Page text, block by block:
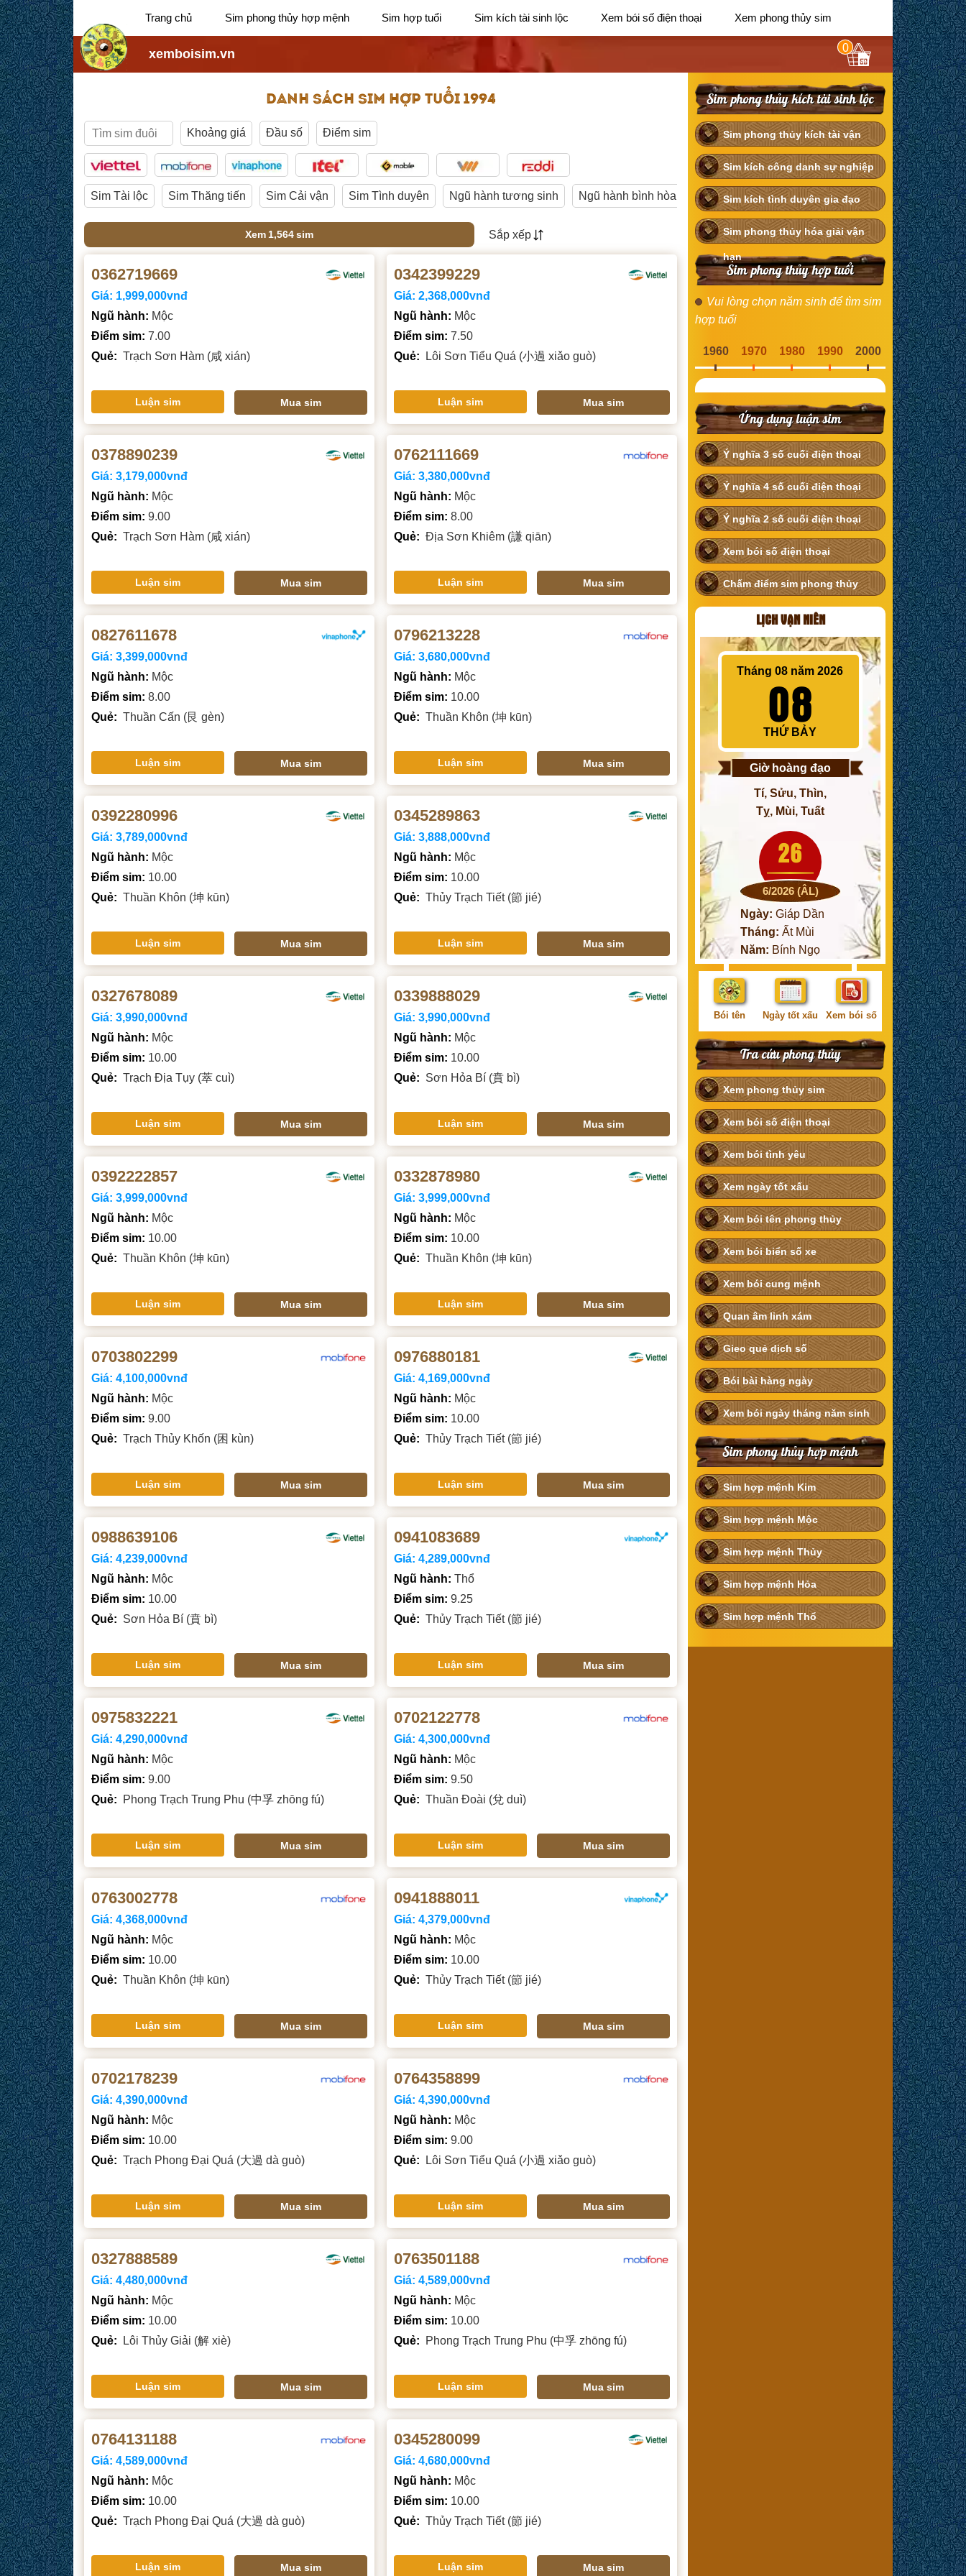
Trang chủ Sim phong thủy hợp mệnh Sim hợp tuổi Sim kích tài sinh lộc Xem bói số điện thoại Xem phong thủy sim
xemboisim.vn 0
DANH SÁCH SIM HỢP TUỔI 1994
Khoảng giá Đầu số Điểm sim
Sim Tài lộc Sim Thăng tiến Sim Cải vận Sim Tình duyên Ngũ hành tương sinh Ngũ hành bình hòa
Xem 1,564sim Sắp xếp
0362719669
Giá: 1,999,000vnđ
Ngũ hành: Mộc
Điểm sim: 7.00
Quẻ: Trạch Sơn Hàm (咸 xián)
Luận sim Mua sim
0342399229
Giá: 2,368,000vnđ
Ngũ hành: Mộc
Điểm sim: 7.50
Quẻ:
Lôi Sơn Tiểu Quá (小過 xiǎo guò)
Luận sim Mua sim
0378890239
Giá: 3,179,000vnđ
Ngũ hành: Mộc
Điểm sim: 9.00
Quẻ: Trạch Sơn Hàm (咸 xián)
Luận sim Mua sim
0762111669
Giá: 3,380,000vnđ
Ngũ hành: Mộc
Điểm sim: 8.00
Quẻ: Địa Sơn Khiêm (謙 qiān)
Luận sim Mua sim
0827611678
Giá: 3,399,000vnđ
Ngũ hành: Mộc
Điểm sim: 8.00
Quẻ: Thuần Cấn (艮 gèn)
Luận sim Mua sim
0796213228
Giá: 3,680,000vnđ
Ngũ hành: Mộc
Điểm sim: 10.00
Quẻ: Thuần Khôn (坤 kūn)
Luận sim Mua sim
0392280996
Giá: 3,789,000vnđ
Ngũ hành: Mộc
Điểm sim: 10.00
Quẻ: Thuần Khôn (坤 kūn)
Luận sim Mua sim
0345289863
Giá: 3,888,000vnđ
Ngũ hành: Mộc
Điểm sim: 10.00
Quẻ: Thủy Trạch Tiết (節 jié)
Luận sim Mua sim
0327678089
Giá: 3,990,000vnđ
Ngũ hành: Mộc
Điểm sim: 10.00
Quẻ: Trạch Địa Tụy (萃 cuì)
Luận sim Mua sim
0339888029
Giá: 3,990,000vnđ
Ngũ hành: Mộc
Điểm sim: 10.00
Quẻ: Sơn Hỏa Bí (賁 bì)
Luận sim Mua sim
0392222857
Giá: 3,999,000vnđ
Ngũ hành: Mộc
Điểm sim: 10.00
Quẻ: Thuần Khôn (坤 kūn)
Luận sim Mua sim
0332878980
Giá: 3,999,000vnđ
Ngũ hành: Mộc
Điểm sim: 10.00
Quẻ: Thuần Khôn (坤 kūn)
Luận sim Mua sim
0703802299
Giá: 4,100,000vnđ
Ngũ hành: Mộc
Điểm sim: 9.00
Quẻ: Trạch Thủy Khốn (困 kùn)
Luận sim Mua sim
0976880181
Giá: 4,169,000vnđ
Ngũ hành: Mộc
Điểm sim: 10.00
Quẻ: Thủy Trạch Tiết (節 jié)
Luận sim Mua sim
0988639106
Giá: 4,239,000vnđ
Ngũ hành: Mộc
Điểm sim: 10.00
Quẻ: Sơn Hỏa Bí (賁 bì)
Luận sim Mua sim
0941083689
Giá: 4,289,000vnđ
Ngũ hành: Thổ
Điểm sim: 9.25
Quẻ: Thủy Trạch Tiết (節 jié)
Luận sim Mua sim
0975832221
Giá: 4,290,000vnđ
Ngũ hành: Mộc
Điểm sim: 9.00
Quẻ:
Phong Trạch Trung Phu (中孚 zhōng fú)
Luận sim Mua sim
0702122778
Giá: 4,300,000vnđ
Ngũ hành: Mộc
Điểm sim: 9.50
Quẻ: Thuần Đoài (兌 duì)
Luận sim Mua sim
0763002778
Giá: 4,368,000vnđ
Ngũ hành: Mộc
Điểm sim: 10.00
Quẻ: Thuần Khôn (坤 kūn)
Luận sim Mua sim
0941888011
Giá: 4,379,000vnđ
Ngũ hành: Mộc
Điểm sim: 10.00
Quẻ: Thủy Trạch Tiết (節 jié)
Luận sim Mua sim
0702178239
Giá: 4,390,000vnđ
Ngũ hành: Mộc
Điểm sim: 10.00
Quẻ: Trạch Phong Đại Quá (大過 dà guò)
Luận sim Mua sim
0764358899
Giá: 4,390,000vnđ
Ngũ hành: Mộc
Điểm sim: 9.00
Quẻ:
Lôi Sơn Tiểu Quá (小過 xiǎo guò)
Luận sim Mua sim
0327888589
Giá: 4,480,000vnđ
Ngũ hành: Mộc
Điểm sim: 10.00
Quẻ:
Lôi Thủy Giải (解 xiè)
Luận sim Mua sim
0763501188
Giá: 4,589,000vnđ
Ngũ hành: Mộc
Điểm sim: 10.00
Quẻ:
Phong Trạch Trung Phu (中孚 zhōng fú)
Luận sim Mua sim
0764131188
Giá: 4,589,000vnđ
Ngũ hành: Mộc
Điểm sim: 10.00
Quẻ: Trạch Phong Đại Quá (大過 dà guò)
Luận sim Mua sim
0345280099
Giá: 4,680,000vnđ
Ngũ hành: Mộc
Điểm sim: 10.00
Quẻ: Thủy Trạch Tiết (節 jié)
Luận sim Mua sim
Sim phong thủy kích tài sinh lộc
Sim phong thủy kích tài vận
Sim kích công danh sự nghiệp
Sim kích tình duyên gia đạo
Sim phong thủy hóa giải vận
hạn
Sim phong thủy hợp tuổi
Vui lòng chọn năm sinh để tìm sim
hợp tuổi
1960 1970 1980 1990 2000
Ứng dụng luận sim
Ý nghĩa 3 số cuối điện thoại
Ý nghĩa 4 số cuối điện thoại
Ý nghĩa 2 số cuối điện thoại
Xem bói số điện thoại
Chấm điểm sim phong thủy
LỊCH VẠN NIÊN
Tháng 08 năm 2026
08
THỨ BẢY
Giờ hoàng đạo
Tí, Sửu, Thìn,
Tỵ, Mùi, Tuất
26
6/2026 (ÂL)
Ngày:Giáp Dần
Tháng:Ất Mùi
Năm: Bính Ngọ
Bói tên Ngày tốt xấu Xem bói số
Tra cứu phong thủy
Xem phong thủy sim
Xem bói số điện thoại
Xem bói tình yêu
Xem ngày tốt xấu
Xem bói tên phong thủy
Xem bói biển số xe
Xem bói cung mệnh
Quan âm linh xám
Gieo quẻ dịch số
Bói bài hàng ngày
Xem bói ngày tháng năm sinh
Sim phong thủy hợp mệnh
Sim hợp mệnh Kim
Sim hợp mệnh Mộc
Sim hợp mệnh Thủy
Sim hợp mệnh Hỏa
Sim hợp mệnh Thổ